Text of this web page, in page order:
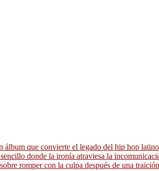
álbum que convierte el legado del hip hop
donde la ironía atraviesa la
romper con la culpa después de una traición